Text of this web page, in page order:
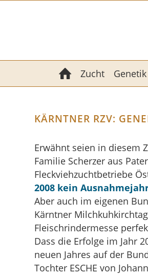
Zucht Genetik
KÄRNTNER RZV:
Erwähnt seien in diesem
Familie Scherzer aus
Fleckviehzuchtbetriebe
2008 kein
Aber auch im eigenen
Kärntner
Fleischrindermesse
Dass die Erfolge im Jahr
neuen Jahres auf der
Tochter ESCHE von